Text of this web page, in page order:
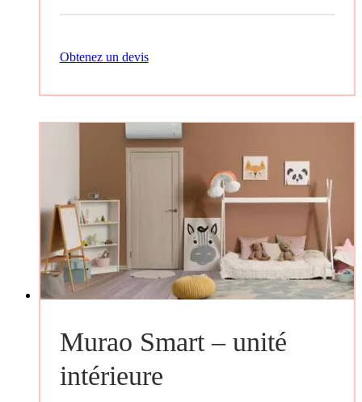
Obtenez un devis
Murao Smart – unité
intérieure